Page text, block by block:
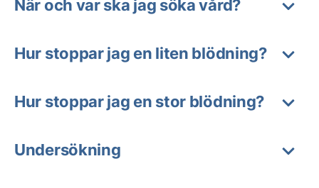
När och var ska jag söka vård?
Hur stoppar jag en liten blödning?
Hur stoppar jag en stor blödning?
Undersökning